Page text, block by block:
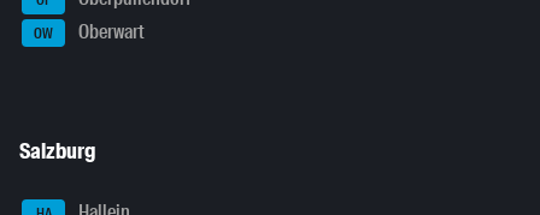
OW Oberwart
Salzburg